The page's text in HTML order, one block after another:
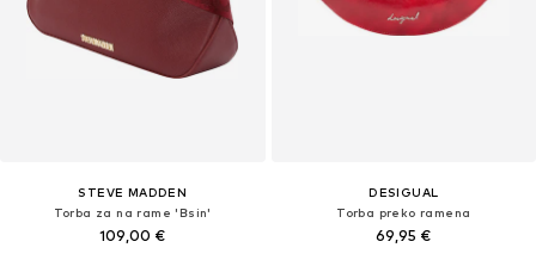
STEVE MADDEN
Torba za na rame 'Bsin'
109,00 €
DESIGUAL
Torba preko ramena
69,95 €